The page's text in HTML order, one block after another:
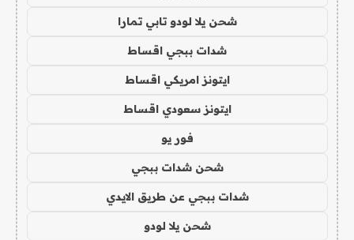
شحن يلا لودو تابي تمارا
شدات ببجي اقساط
ايتونز امريكي اقساط
ايتونز سعودي اقساط
فور يو
شحن شدات ببجي
شدات ببجي عن طريق الايدي
شحن يلا لودو